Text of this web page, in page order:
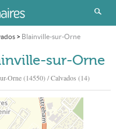
> Blainville-sur-Orne
sur-Orne
Orne(14550) / Calvados (14)